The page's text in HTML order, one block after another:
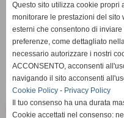
Questo sito utilizza cookie propri
monitorare le prestazioni del sito
esterni che consentono di
preferenze, come dettagliato
necessario autorizzare i nostri
ACCONSENTO, acconsenti
navigando il sito acconsenti
Cookie Policy - Privacy Policy
Il tuo consenso ha una durata
Cookie accettati nel consenso: